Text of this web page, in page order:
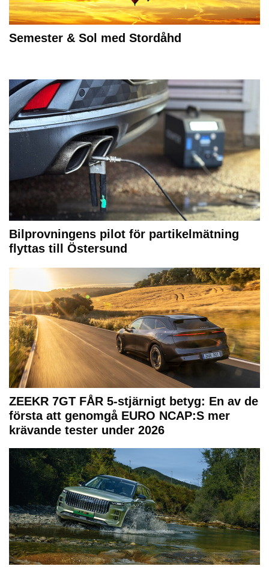
Semester & Sol med Stordåhd
Bilprovningens pilot för partikelmätning
flyttas till Östersund
ZEEKR 7GT FÅR 5-stjärnigt betyg: En av de
första att genomgå EURO NCAP:S mer
krävande tester under 2026